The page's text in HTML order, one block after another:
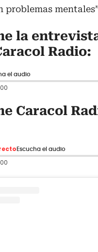
problemas
la
Radio:
el audio
Caracol
Escucha el audio